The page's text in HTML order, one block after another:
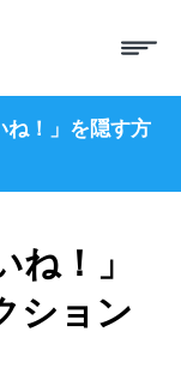
メ
ね！」を隠す方
！」
ション